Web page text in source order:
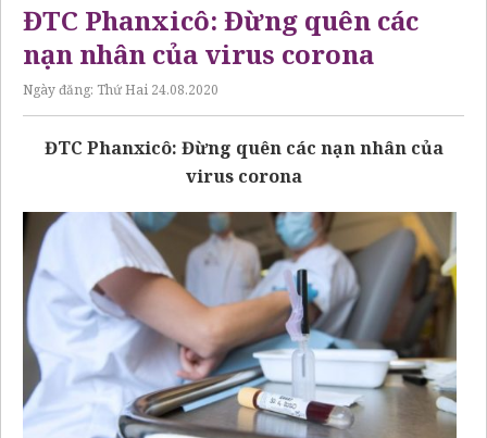
ĐTC Phanxicô: Đừng quên các
nạn nhân của virus corona
Ngày đăng: Thứ Hai 24.08.2020
ĐTC Phanxicô: Đừng quên các nạn nhân của
virus corona